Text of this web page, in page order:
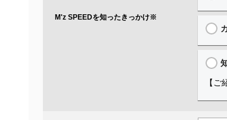
M'z SPEEDを知ったきっかけ※
【ご